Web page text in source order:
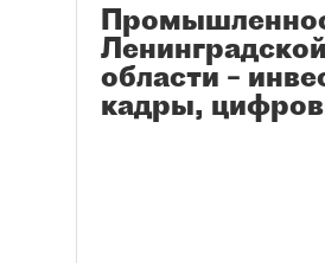
Ленинградской
области –
кадры,